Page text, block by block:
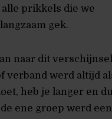
alle prikkels die we
gek.
naar dit verschijnsel
verband werd altijd
heb je langer en
ene groep werd een